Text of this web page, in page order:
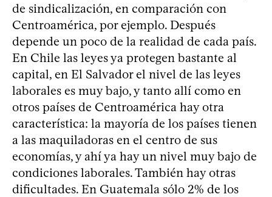
de sindicalización, en comparación con
Centroamérica, por ejemplo. Después
depende un poco de la realidad de cada país.
En Chile las leyes ya protegen bastante al
capital, en El Salvador el nivel de las leyes
laborales es muy bajo, y tanto allí como en
otros países de Centroamérica hay otra
característica: la mayoría de los países tienen
a las maquiladoras en el centro de sus
economías, y ahí ya hay un nivel muy bajo de
condiciones laborales. También hay otras
dificultades. En Guatemala sólo 2% de los